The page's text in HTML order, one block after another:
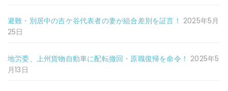
避難・別居中の吉ケ谷代表者の妻が組合差別を証言！ 2025年5月
25日
地労委、上州貨物自動車に配転撤回・原職復帰を命令！ 2025年5
月13日